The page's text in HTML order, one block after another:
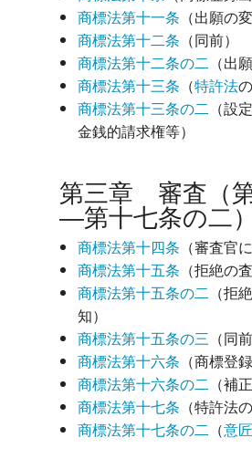
商標法第十一条 （出願の
商標法第十二条 （同前）
商標法第十二条の二 （出
商標法第十三条 （特許法
商標法第十三条の二 （設
金銭的請求権等）
第三章 審査（
―第十七条の二
商標法第十四条 （審査官
商標法第十五条 （拒絶の
商標法第十五条の二 （拒
知）
商標法第十五条の三 （同前
商標法第十六条 （商標登
商標法第十六条の二 （補
商標法第十七条 （特許法
商標法第十七条の二 （意